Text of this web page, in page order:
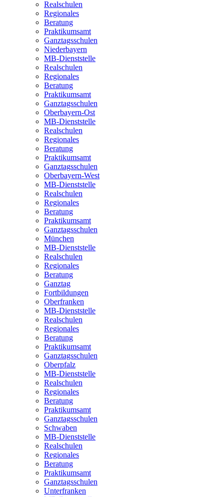
Realschulen
Regionales
Beratung
Praktikumsamt
Ganztagsschulen
Niederbayern
MB-Dienststelle
Realschulen
Regionales
Beratung
Praktikumsamt
Ganztagsschulen
Oberbayern-Ost
MB-Dienststelle
Realschulen
Regionales
Beratung
Praktikumsamt
Ganztagsschulen
Oberbayern-West
MB-Dienststelle
Realschulen
Regionales
Beratung
Praktikumsamt
Ganztagsschulen
München
MB-Dienststelle
Realschulen
Regionales
Beratung
Ganztag
Fortbildungen
Oberfranken
MB-Dienststelle
Realschulen
Regionales
Beratung
Praktikumsamt
Ganztagsschulen
Oberpfalz
MB-Dienststelle
Realschulen
Regionales
Beratung
Praktikumsamt
Ganztagsschulen
Schwaben
MB-Dienststelle
Realschulen
Regionales
Beratung
Praktikumsamt
Ganztagsschulen
Unterfranken